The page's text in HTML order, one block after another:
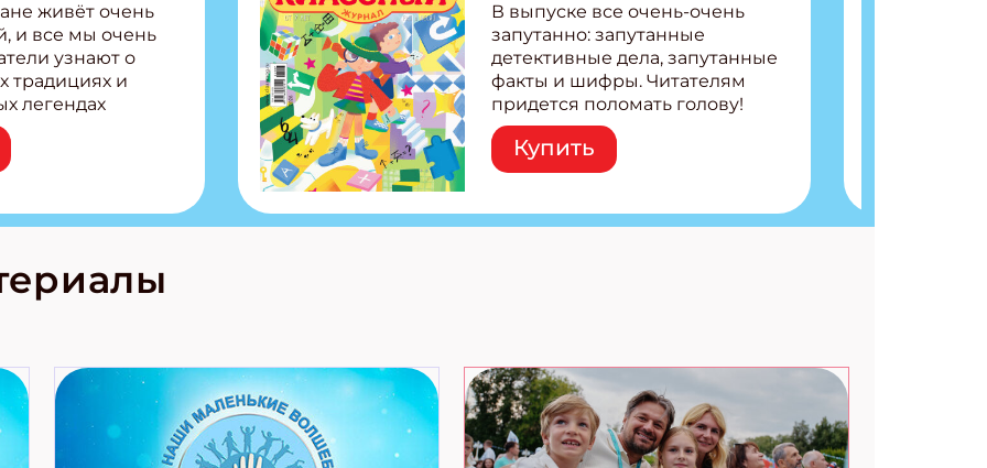
живёт очень
и все мы очень
узнают о
традициях и
легендах
Внутри:
башкир и
игра
Традиционные
приключения!
В выпуске все очень-очень
запутанно: запутанные
детективные дела, запутанные
факты и шифры. Читателям
придется поломать голову!
Внутри: Шифры и
расшифровки Плетем
запутанные поделки
Ищем коды 3 комикса
Купить